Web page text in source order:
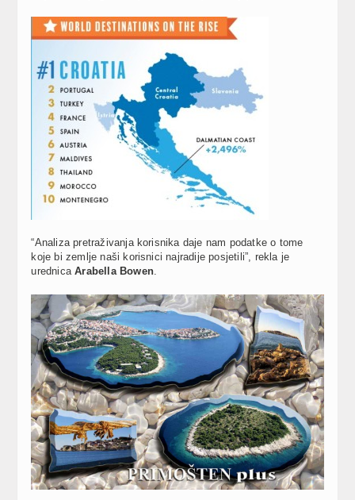
“Analiza pretraživanja korisnika daje nam podatke o tome
koje bi zemlje naši korisnici najradije posjetili”, rekla je
urednicaArabella Bowen.